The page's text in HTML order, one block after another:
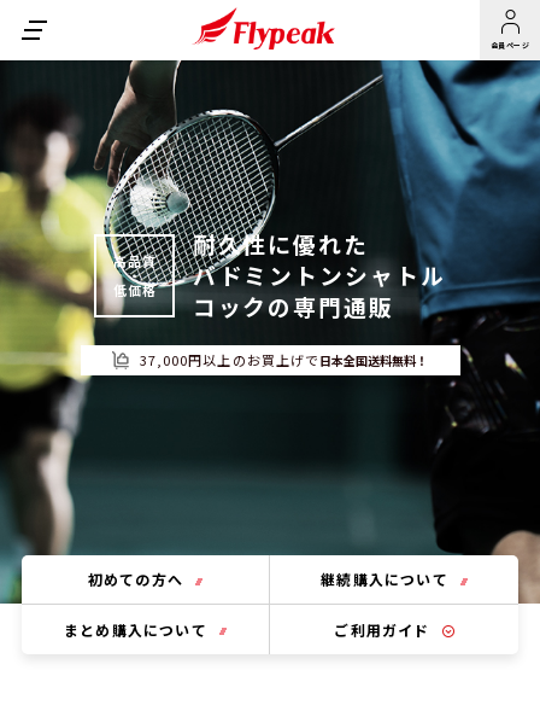
会員ページ
商品ラインナップ
2000SS
1101GPG
1000GP
無印
GF BLACK
ご利用ガイド
初めての方へ
会員登録について 会員ランクについて
配送について 返品・交換について
よくある質問
会員メニュー
カートを見る
マイページ
会社案内 サイトマップ
News お問い合わせ
高品質
・
低価格
耐久性に優れた
バドミントンシャトル
コックの専門通販
37,000円以上のお買上げで 日本全国送料無料！
初めての方へ 継続購入について
まとめ購入について ご利用ガイド
肉厚で丈夫な特級ガチョウ両羽根を採用したシャトルコック
肉厚で丈夫な特級ガチョウ両羽根を採用したシャトルコック
肉厚で丈夫な一級ガチョウ両羽根を採用したシャトルコック